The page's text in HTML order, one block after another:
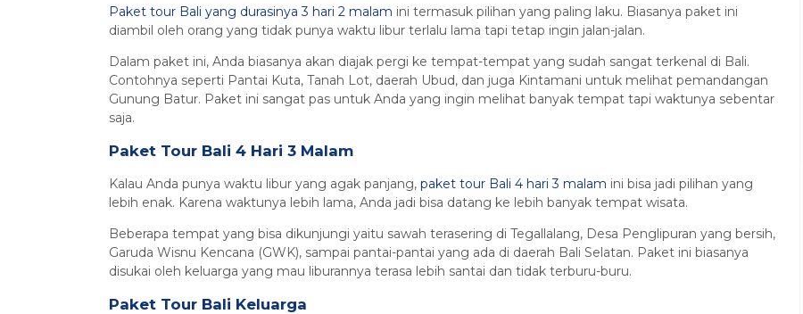
Paket tour Bali yang durasinya 3 hari 2 malam ini termasuk pilihan yang paling laku. Biasanya paket ini
diambil oleh orang yang tidak punya waktu libur terlalu lama tapi tetap ingin jalan-jalan.
Dalam paket ini, Anda biasanya akan diajak pergi ke tempat-tempat yang sudah sangat terkenal di Bali.
Contohnya seperti Pantai Kuta, Tanah Lot, daerah Ubud, dan juga Kintamani untuk melihat pemandangan
Gunung Batur. Paket ini sangat pas untuk Anda yang ingin melihat banyak tempat tapi waktunya sebentar
saja.
Paket Tour Bali 4 Hari 3 Malam
Kalau Anda punya waktu libur yang agak panjang, paket tour Bali 4 hari 3 malam ini bisa jadi pilihan yang
lebih enak. Karena waktunya lebih lama, Anda jadi bisa datang ke lebih banyak tempat wisata.
Beberapa tempat yang bisa dikunjungi yaitu sawah terasering di Tegallalang, Desa Penglipuran yang bersih,
Garuda Wisnu Kencana (GWK), sampai pantai-pantai yang ada di daerah Bali Selatan. Paket ini biasanya
disukai oleh keluarga yang mau liburannya terasa lebih santai dan tidak terburu-buru.
Paket Tour Bali Keluarga